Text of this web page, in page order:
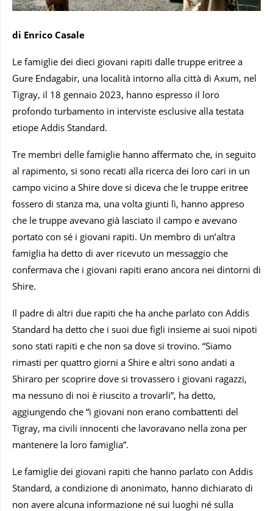
di Enrico Casale
Le famiglie dei dieci giovani rapiti dalle truppe eritree a
Gure Endagabir, una località intorno alla città di Axum, nel
Tigray, il 18 gennaio 2023, hanno espresso il loro
profondo turbamento in interviste esclusive alla testata
etiope Addis Standard.
Tre membri delle famiglie hanno affermato che, in seguito
al rapimento, si sono recati alla ricerca dei loro cari in un
campo vicino a Shire dove si diceva che le truppe eritree
fossero di stanza ma, una volta giunti lì, hanno appreso
che le truppe avevano già lasciato il campo e avevano
portato con sé i giovani rapiti. Un membro di un’altra
famiglia ha detto di aver ricevuto un messaggio che
confermava che i giovani rapiti erano ancora nei dintorni di
Shire.
Il padre di altri due rapiti che ha anche parlato con Addis
Standard ha detto che i suoi due figli insieme ai suoi nipoti
sono stati rapiti e che non sa dove si trovino. “Siamo
rimasti per quattro giorni a Shire e altri sono andati a
Shiraro per scoprire dove si trovassero i giovani ragazzi,
ma nessuno di noi è riuscito a trovarli”, ha detto,
aggiungendo che “i giovani non erano combattenti del
Tigray, ma civili innocenti che lavoravano nella zona per
mantenere la loro famiglia”.
Le famiglie dei giovani rapiti che hanno parlato con Addis
Standard, a condizione di anonimato, hanno dichiarato di
non avere alcuna informazione né sui luoghi né sulla